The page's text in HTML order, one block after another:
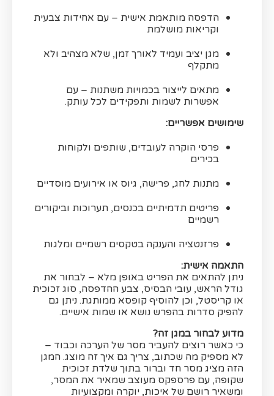
הדפסה מותאמת אישית – עם אחידות צבעית
וקריאות מושלמת
מגן יציב ועמיד לאורך זמן, שלא מצהיב ולא
מתקלף
מתאים לייצור בכמויות משתנות – עם
אפשרות לשמות ותפקידים לכל עותק.
שימושים אפשריים:
פרסי הוקרה לעובדים, שותפים ולקוחות
בכירים
מתנות לחג, פרישה, גיוס או אירועים מוסדיים
פריטים תדמיתיים בכנסים, תערוכות וביקורים
רשמיים
פרזנטציה והענקה בטקסים רשמיים ומלגות
התאמה אישית:
ניתן להתאים את הפריט באופן מלא – לבחור את
גודל הראש, עובי הבסיס, צבע ההדפסה, סוג זכוכית
או קריסטל, וכן להוסיף קופסא ממותגת. ניתן גם
להפיק סדרות בהפרש נושא או שמות אישיים.
מדוע לבחור במגן זה?
כי כאשר רוצים להעביר מסר של הערכה וכבוד –
לא מספיק מה שכתוב, צריך גם איך זה מוצג. המגן
הזה מציג מסר חד וברור בתוך שלדת זכוכית
שקופה, עם פרספקס מעוצב שמאיר את המסר,
ומשאיר רושם של איכות, יוקרה ומקצועיות